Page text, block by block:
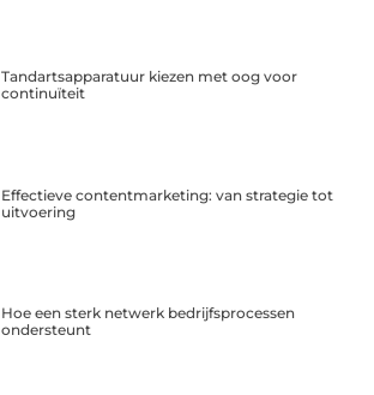
Tandartsapparatuur kiezen met oog voor
continuïteit
Effectieve contentmarketing: van strategie tot
uitvoering
Hoe een sterk netwerk bedrijfsprocessen
ondersteunt